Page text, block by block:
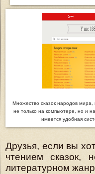
Множество сказок народов мира,
не только на компьютере, но и
имеется удобная
Друзья, если вы
чтением сказок,
литературном